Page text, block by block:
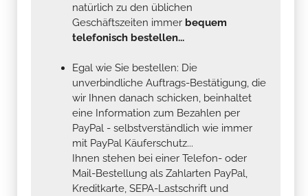
natürlich zu den üblichen
Geschäftszeiten immer bequem
telefonisch bestellen...
Egal wie Sie bestellen: Die
unverbindliche Auftrags-Bestätigung, die
wir Ihnen danach schicken, beinhaltet
eine Information zum Bezahlen per
PayPal - selbstverständlich wie immer
mit PayPal Käuferschutz...
Ihnen stehen bei einer Telefon- oder
Mail-Bestellung als Zahlarten PayPal,
Kreditkarte, SEPA-Lastschrift und